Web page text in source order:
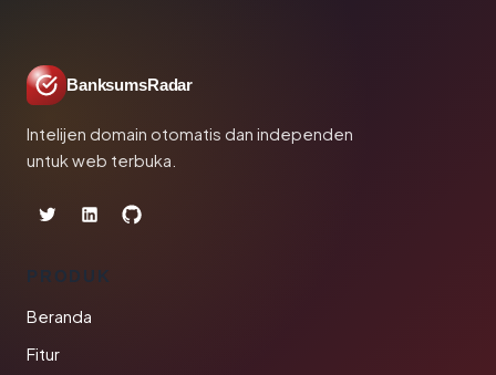
BanksumsRadar
Intelijen domain otomatis dan independen
untuk web terbuka.
PRODUK
Beranda
Fitur